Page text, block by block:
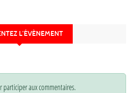
L’ÉVÈNEMENT
participer aux commentaires.